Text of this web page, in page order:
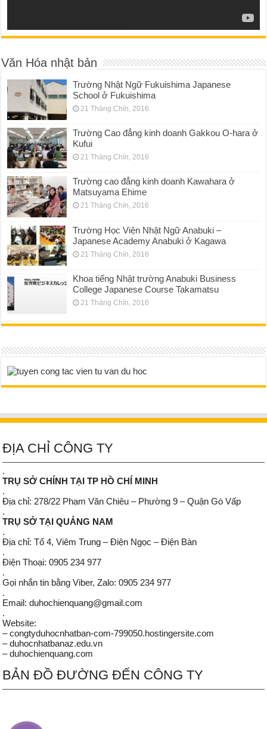
Văn Hóa nhật bản
Trường Nhật Ngữ Fukuishima Japanese
School ở Fukuishima
21 Tháng Chín, 2016
Trường Cao đẳng kinh doanh Gakkou O-hara ở
Kufui
21 Tháng Chín, 2016
Trường cao đẳng kinh doanh Kawahara ở
Matsuyama Ehime
21 Tháng Chín, 2016
Trường Học Viện Nhật Ngữ Anabuki –
Japanese Academy Anabuki ở Kagawa
21 Tháng Chín, 2016
Khoa tiếng Nhật trường Anabuki Business
College Japanese Course Takamatsu
21 Tháng Chín, 2016
ĐỊA CHỈ CÔNG TY
.
TRỤ SỞ CHÍNH TẠI TP HỒ CHÍ MINH
.
Địa chỉ: 278/22 Phạm Văn Chiêu – Phường 9 – Quận Gò Vấp
.
TRỤ SỞ TẠI QUẢNG NAM
.
Địa chỉ: Tổ 4, Viêm Trung – Điện Ngọc – Điện Bàn
.
Điện Thoại: 0905 234 977
.
Gọi nhắn tin bằng Viber, Zalo: 0905 234 977
.
Email: duhochienquang@gmail.com
.
Website:
– congtyduhocnhatban-com-799050.hostingersite.com
– duhocnhatbanaz.edu.vn
– duhochienquang.com
BẢN ĐỒ ĐƯỜNG ĐẾN CÔNG TY